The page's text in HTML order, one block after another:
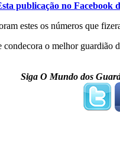
publicação no Facebook
estes os números que
o melhor guardião
Siga O Mundo dos